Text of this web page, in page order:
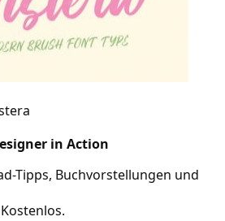
in Action
Tipps, Buchvorstellungen und